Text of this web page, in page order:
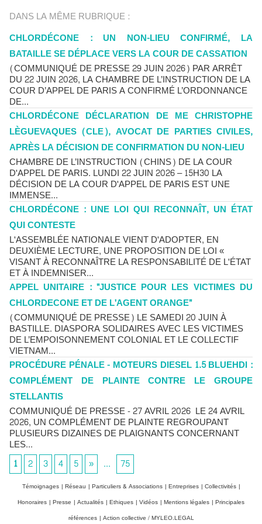
DANS LA MÊME RUBRIQUE :
CHLORDÉCONE : UN NON-LIEU CONFIRMÉ, LA
BATAILLE SE DÉPLACE VERS LA COUR DE CASSATION
(COMMUNIQUÉ DE PRESSE 29 JUIN 2026) PAR ARRÊT
DU 22 JUIN 2026, LA CHAMBRE DE L’INSTRUCTION DE LA
COUR D’APPEL DE PARIS A CONFIRMÉ L’ORDONNANCE
DE...
CHLORDÉCONE DÉCLARATION DE ME CHRISTOPHE
LÈGUEVAQUES (CLE), AVOCAT DE PARTIES CIVILES,
APRÈS LA DÉCISION DE CONFIRMATION DU NON-LIEU
CHAMBRE DE L’INSTRUCTION (CHINS) DE LA COUR
D'APPEL DE PARIS. LUNDI 22 JUIN 2026 – 15H30 LA
DÉCISION DE LA COUR D'APPEL DE PARIS EST UNE
IMMENSE...
CHLORDÉCONE : UNE LOI QUI RECONNAÎT, UN ÉTAT
QUI CONTESTE
L'ASSEMBLÉE NATIONALE VIENT D'ADOPTER, EN
DEUXIÈME LECTURE, UNE PROPOSITION DE LOI «
VISANT À RECONNAÎTRE LA RESPONSABILITÉ DE L'ÉTAT
ET À INDEMNISER...
APPEL UNITAIRE : "JUSTICE POUR LES VICTIMES DU
CHLORDECONE ET DE L'AGENT ORANGE"
(COMMUNIQUÉ DE PRESSE) LE SAMEDI 20 JUIN À
BASTILLE. DIASPORA SOLIDAIRES AVEC LES VICTIMES
DE L’EMPOISONNEMENT COLONIAL ET LE COLLECTIF
VIETNAM...
PROCÉDURE PÉNALE - MOTEURS DIESEL 1.5 BLUEHDI :
COMPLÉMENT DE PLAINTE CONTRE LE GROUPE
STELLANTIS
COMMUNIQUÉ DE PRESSE - 27 AVRIL 2026 LE 24 AVRIL
2026, UN COMPLÉMENT DE PLAINTE REGROUPANT
PLUSIEURS DIZAINES DE PLAIGNANTS CONCERNANT
LES...
1
2 3 4 5 » ... 75
Témoignages | Réseau | Particuliers & Associations | Entreprises | Collectivités |
Honoraires | Presse | Actualités | Ethiques | Vidéos | Mentions légales | Principales
références | Action collective / MYLEO.LEGAL